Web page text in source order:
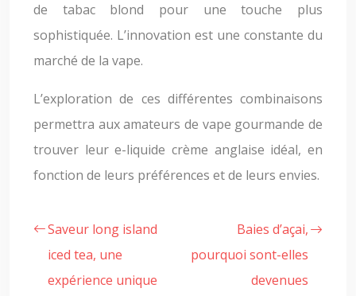
de tabac blond pour une touche plus
sophistiquée. L’innovation est une constante du
marché de la vape.
L’exploration de ces différentes combinaisons
permettra aux amateurs de vape gourmande de
trouver leur e-liquide crème anglaise idéal, en
fonction de leurs préférences et de leurs envies.
Saveur long island
iced tea, une
expérience unique
Baies d’açai,
pourquoi sont-elles
devenues